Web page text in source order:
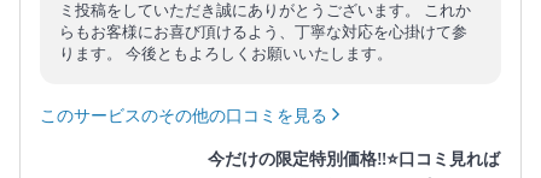
ミ投稿をしていただき誠にありがとうございます。 これか
らもお客様にお喜び頂けるよう、丁寧な対応を心掛けて参
ります。 今後ともよろしくお願いいたします。
このサービスのその他の口コミを見る
今だけの限定特別価格‼️⭐口コミ見れば